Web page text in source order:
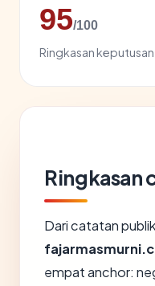
95/100
Ringkasan keputusan
Ringkasan
Dari catatan
empat anchor: